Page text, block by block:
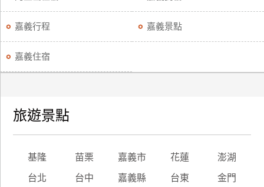
嘉義行程 嘉義景點
嘉義住宿
旅遊景點
基隆 苗栗 嘉義市 花蓮 澎湖
台北 台中 嘉義縣 台東 金門